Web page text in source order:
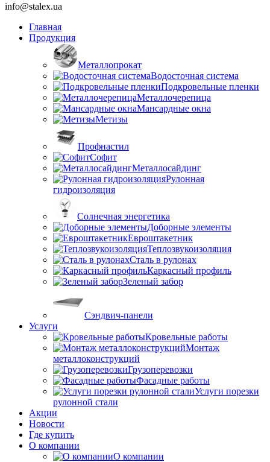
info@stalex.ua
Главная
Продукция
Металлопрокат
Водосточная система
Подкровельные пленки
Металлочерепица
Мансардные окна
Метизы
Профнастил
Софит
Металлосайдинг
Рулонная
гидроизоляция
Солнечная энергетика
Доборные элементы
Евроштакетник
Теплозвукоизоляция
Сталь в рулонах
Каркасный профиль
Зеленый забор
Сэндвич-панели
Услуги
Кровельные работы
Монтаж
металлоконструкций
Грузоперевозки
Фасадные работы
Услуги порезки
рулонной стали
Акции
Новости
Где купить
О компании
О компании